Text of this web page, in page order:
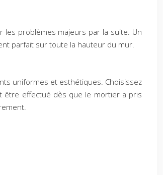
les problèmes majeurs par la suite. Un
parfait sur toute la hauteur du mur.
uniformes et esthétiques. Choisissez
être effectué dès que le mortier a pris